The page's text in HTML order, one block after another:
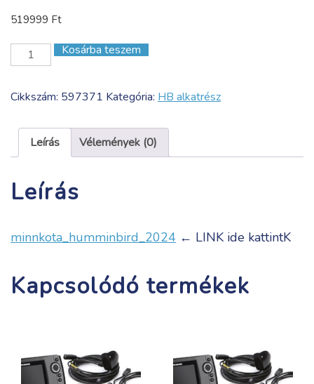
519999 Ft
Mega
360
Set
Minn
Kota
mennyiség
Kosárba teszem
Cikkszám: 597371 Kategória: HB alkatrész
Leírás Vélemények (0)
Leírás
minnkota_humminbird_2024 ← LINK ide kattintK
Kapcsolódó termékek